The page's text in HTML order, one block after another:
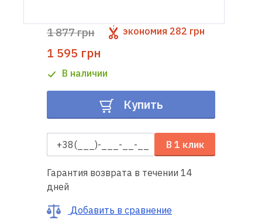
Ремонт
советы
Контакты
нас
1 877 грн экономия 282 грн
1 595 грн
В наличии
Купить
В 1 клик
Гарантия возврата в течении 14
дней
Добавить в сравнение